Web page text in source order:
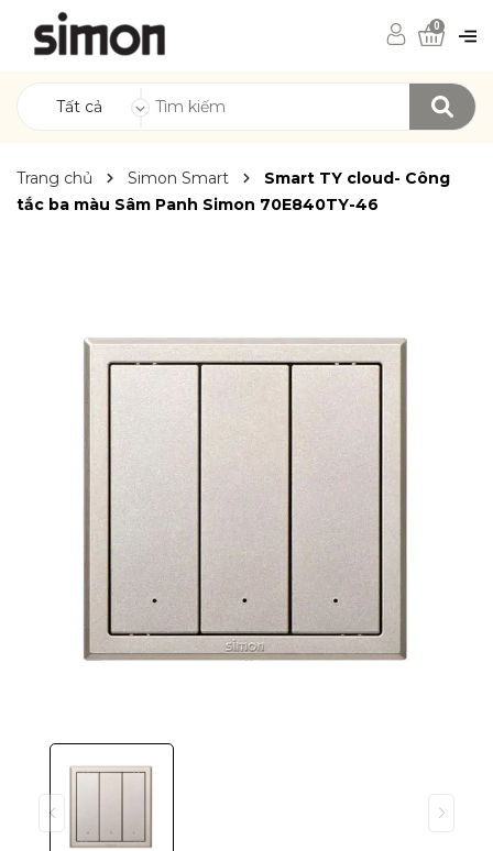
Tất cả
0
Trang chủ Simon Smart
Smart TY cloud- Công
tắc ba màu Sâm Panh Simon 70E840TY-46